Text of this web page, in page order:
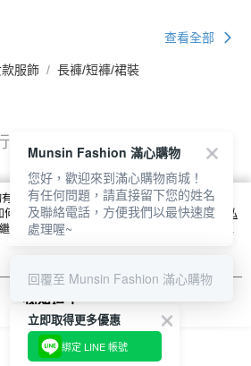
查看全部
服飾 長褲/短褲/裙裝
關本網站使用 cookie 方式之詳情，及若您不希
變更電腦的 cookie 設定，請參閱本網站「
隱私
續使用本網站即表示您同意本公司得按本網站使
。
我知道了
立即取得更多優惠
綁定 LINE 帳號
Munsin Fashion 滿心購物
您好，歡迎來到滿心購物商城！
有任何問題，請直接留下您的姓名
及聯絡電話，方便我們以最快速度
處理喔~
回覆至 Munsin Fashion 滿心購物